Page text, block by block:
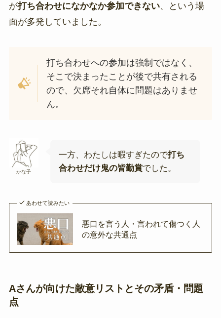
が打ち合わせになかなか参加できない、という場
面が多発していました。
打ち合わせへの参加は強制ではなく、
そこで決まったことが後で共有される
ので、欠席それ自体に問題はありませ
ん。
かな子
一方、わたしは暇すぎたので打ち
合わせだけ鬼の皆勤賞でした。
あわせて読みたい
悪口を言う人・言われて傷つく人
の意外な共通点
Aさんが向けた敵意リストとその矛盾・問題
点